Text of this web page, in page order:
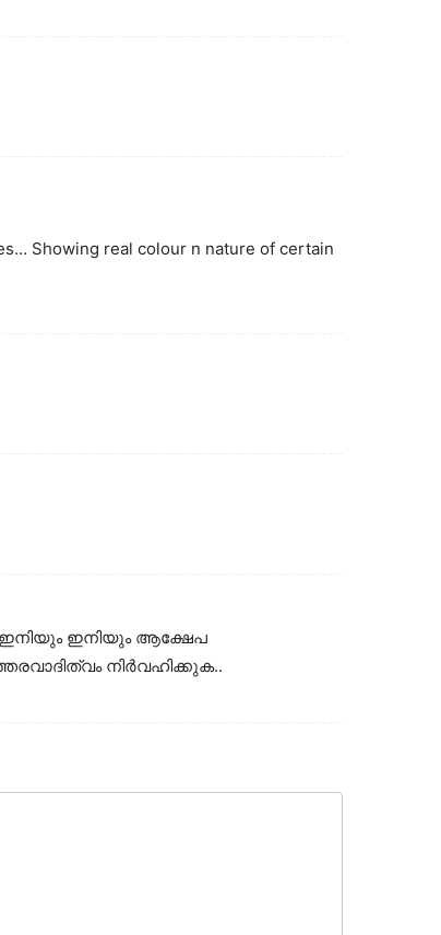
Showing real colour n nature of certain
ഇനിയും ഇനിയും ആക്ഷേപ
നിർവഹിക്കുക..